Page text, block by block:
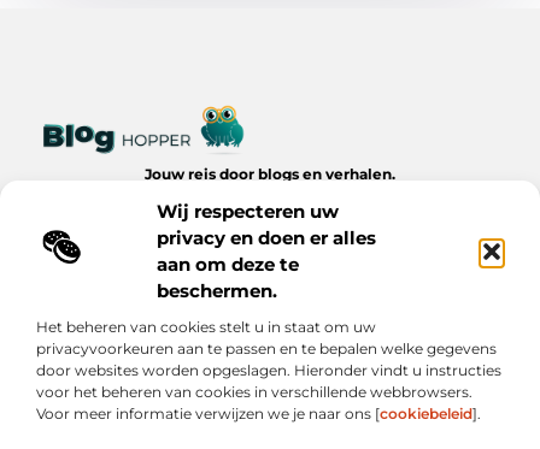
Wij respecteren uw
privacy en doen er alles
aan om deze te
beschermen.
Het beheren van cookies stelt u in staat om uw
privacyvoorkeuren aan te passen en te bepalen welke gegevens
door websites worden opgeslagen. Hieronder vindt u instructies
voor het beheren van cookies in verschillende webbrowsers.
Voor meer informatie verwijzen we je naar ons [cookiebeleid].
Jouw reis door blogs en verhalen.
dagelijks leven op Bloghopper.nl.
Bericht categorie
Onze informatie